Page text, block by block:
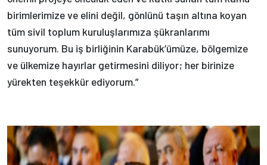
birimlerimize ve elini değil, gönlünü taşın altına koyan
tüm sivil toplum kuruluşlarımıza şükranlarımı
sunuyorum. Bu iş birliğinin Karabük’ümüze, bölgemize
ve ülkemize hayırlar getirmesini diliyor; her birinize
yürekten teşekkür ediyorum.”